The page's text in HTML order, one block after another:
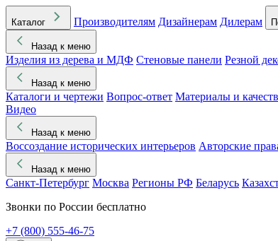
Каталог Производителям Дизайнерам Дилерам
Назад к меню
Изделия из дерева и МДФ Стеновые панели Резной
Назад к меню
Каталоги и чертежи Вопрос-ответ Материалы и
Видео
Назад к меню
Воссоздание исторических интерьеров Авторские
Назад к меню
Санкт-Петербург Москва Регионы РФ Беларусь
Звонки по России бесплатно
+7 (800) 555-46-75